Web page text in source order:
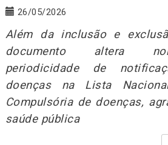
26/05/2026
Além da inclusão e
documento altera
periodicidade de
doenças na Lista
Compulsória de doenças,
saúde pública